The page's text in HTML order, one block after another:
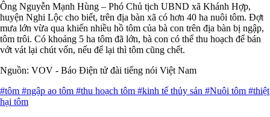
Ông Nguyễn Mạnh Hùng – Phó Chủ tịch UBND xã Khánh Hợp,
huyện Nghi Lộc cho biết, trên địa bàn xã có hơn 40 ha nuôi tôm. Đợt
mưa lớn vừa qua khiến nhiều hồ tôm của bà con trên địa bàn bị ngập,
tôm trôi. Có khoảng 5 ha tôm đã lớn, bà con có thể thu hoạch để bán
vớt vát lại chút vốn, nếu để lại thì tôm cũng chết.
Nguồn: VOV - Báo Điện tử đài tiếng nói Việt Nam
#tôm #ngập ao tôm #thu hoạch tôm #kinh tế thủy sản #Nuôi tôm #thiệt
hại tôm